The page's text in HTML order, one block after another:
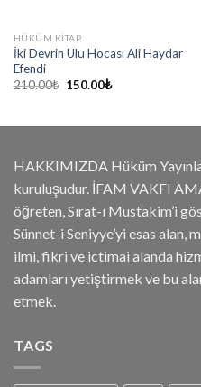
HÜKÜM KITAP
İki Devrin Ulu Hocası Ali Haydar
Efendi
210.00₺ Orijinal
150.00₺Şu
HAKKIMIZDA Hüküm
kuruluşudur. İFAM VAKFI
öğreten, Sırat-ı Mustakim’i
Sünnet-i Seniyye’yi esas alan,
ilmi, fikri ve ictimai alanda
adamları yetiştirmek ve bu
etmek.
TAGS